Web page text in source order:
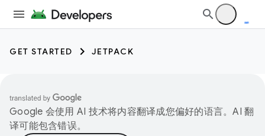
GET STARTED JETPACK
Google 会使用 AI 技术将内容翻译成您偏好的语言。AI 翻
译可能包含错误。